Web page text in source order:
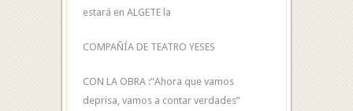
estará en ALGETE la
COMPAÑÍA DE TEATRO YESES
CON LA OBRA :”Ahora que vamos
deprisa, vamos a contar verdades”